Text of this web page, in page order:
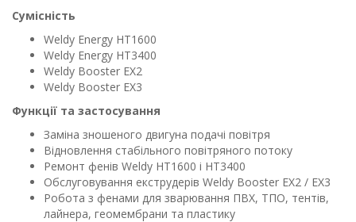
Сумісність
Weldy Energy HT1600
Weldy Energy HT3400
Weldy Booster EX2
Weldy Booster EX3
Функції та застосування
Заміна зношеного двигуна подачі повітря
Відновлення стабільного повітряного потоку
Ремонт фенів Weldy HT1600 і HT3400
Обслуговування екструдерів Weldy Booster EX2 / EX3
Робота з фенами для зварювання ПВХ, ТПО, тентів,
лайнера, геомембрани та пластику